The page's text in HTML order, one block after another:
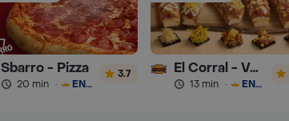
Sbarro - Pizza
20 min · ENVÍO GRATIS
3.7 El Corral - Vaqueros
13 min · ENVÍO GRATIS